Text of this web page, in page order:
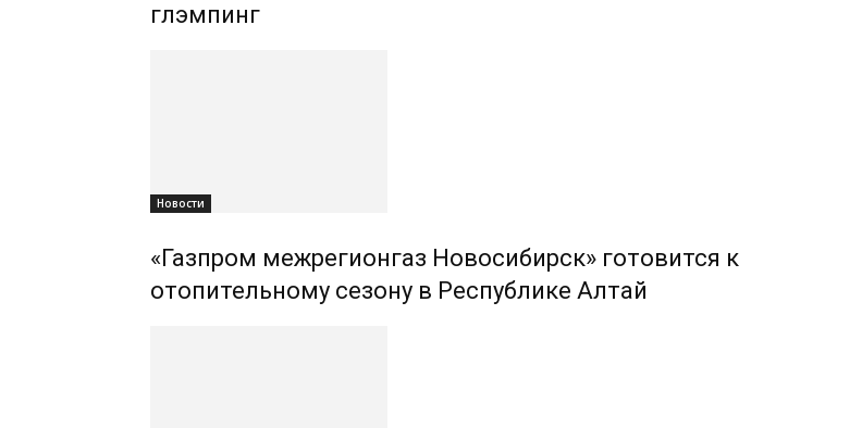
глэмпинг
Новости
«Газпром межрегионгаз Новосибирск» готовится к
отопительному сезону в Республике Алтай